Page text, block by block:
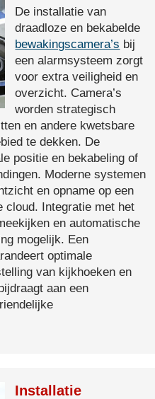
De installatie van
draadloze en bekabelde
bewakingscamera’s bij
een alarmsysteem zorgt
voor extra veiligheid en
overzicht. Camera’s
worden strategisch
en andere kwetsbare
te dekken. De
positie en bekabeling of
Moderne systemen
en opname op een
cloud. Integratie met het
en automatische
mogelijk. Een
optimale
van kijkhoeken en
aan een
Installatie